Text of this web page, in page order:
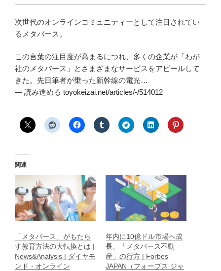
次世代のオンラインコミュニティーとして注目されてい
るメタバース。
この言葉の注目度が高まるにつれ、多くの企業が「わが
社のメタバース」とさまざまなサービスをアピールして
きた。先日筆者が乗った新幹線の電光…
— 読み進める toyokeizai.net/articles/-/514012
関連
「メタバース」がもたら
す教育方法の大転換とは |
News&Analysis | ダイヤモ
ンド・オンライン
年内に10億ドル市場へ成
長、「メタバース不動
産」の行方 | Forbes
JAPAN（フォーブス ジャ